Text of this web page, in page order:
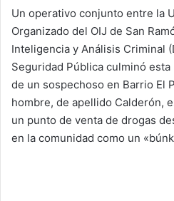
Un operativo conjunto entre la
Organizado del OIJ de San
Inteligencia y Análisis Criminal
Seguridad Pública culminó
de un sospechoso en Barrio El
hombre, de apellido Calderón,
un punto de venta de drogas
en la comunidad como un